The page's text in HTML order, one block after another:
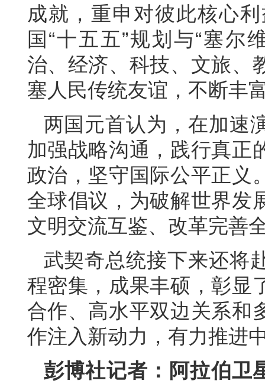
成就，重申对彼此核心
国“十五五”规划与“塞尔
治、经济、科技、文旅、
塞人民传统友谊，不断丰
两国元首认为，在加速
加强战略沟通，践行真正
政治，坚守国际公平正义
全球倡议，为破解世界发
文明交流互鉴、改革完善
武契奇总统接下来还将
程密集，成果丰硕，彰显
合作、高水平双边关系和
作注入新动力，有力推进
彭博社记者：阿拉伯卫